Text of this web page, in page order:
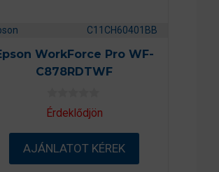
C11CH60401BB
WorkForce Pro WF-
C878RDTWF
0
a
-
ő
Érdeklődjön
AJÁNLATOT KÉREK